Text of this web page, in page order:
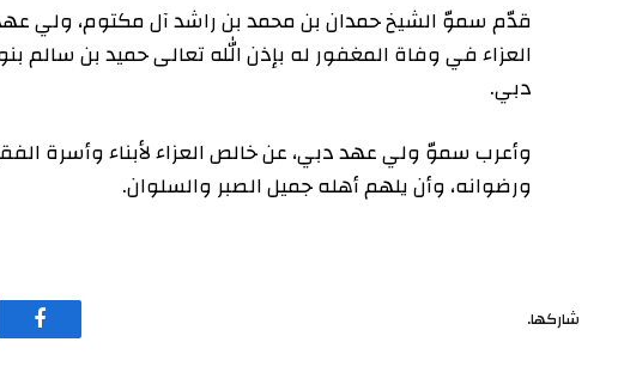
قدّم سموّ الشيخ حمدان بن محمد بن راشد آل مكتوم، ولي
العزاء في وفاة المغفور له بإذن الله تعالى حميد بن
دبي.
وأعرب سموّ ولي عهد دبي، عن خالص العزاء لأبناء وأسرة
ورضوانه، وأن يلهم أهله جميل الصبر والسلوان.
شاركها.